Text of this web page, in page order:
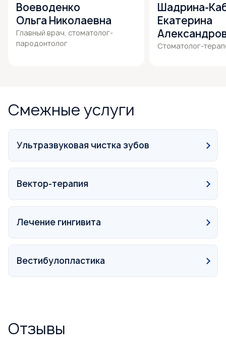
Воеводенко
Ольга Николаевна
Главный врач, стоматолог-
пародонтолог
Шадрина-
Екатерина
Cтоматолог-
Смежные услуги
Ультразвуковая чистка зубов
Вектор-терапия
Лечение гингивита
Вестибулопластика
Отзывы